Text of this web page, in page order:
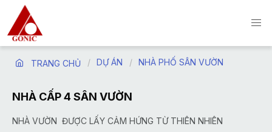
TRANG CHỦ DỰ ÁN NHÀ PHỐ SÂN VƯỜN
NHÀ CẤP 4 SÂN VƯỜN
NHÀ VƯỜN ĐƯỢC LẤY CẢM HỨNG TỪ THIÊN NHIÊN